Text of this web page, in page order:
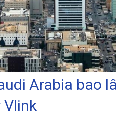
Arabia bao
Vlink